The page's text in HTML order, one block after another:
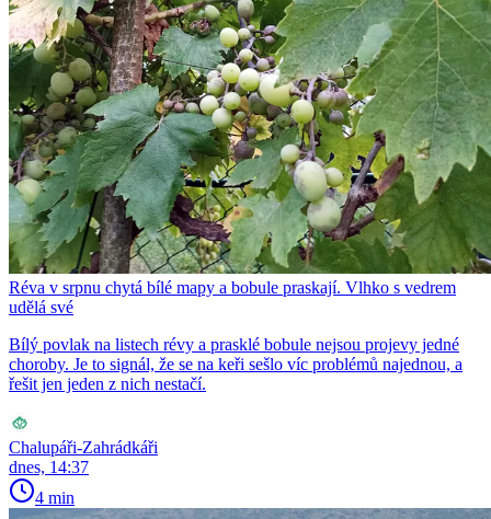
Réva v srpnu chytá bílé mapy a bobule praskají. Vlhko s vedrem
udělá své
Bílý povlak na listech révy a prasklé bobule nejsou projevy jedné
choroby. Je to signál, že se na keři sešlo víc problémů najednou, a
řešit jen jeden z nich nestačí.
Chalupáři-Zahrádkáři
dnes, 14:37
4 min